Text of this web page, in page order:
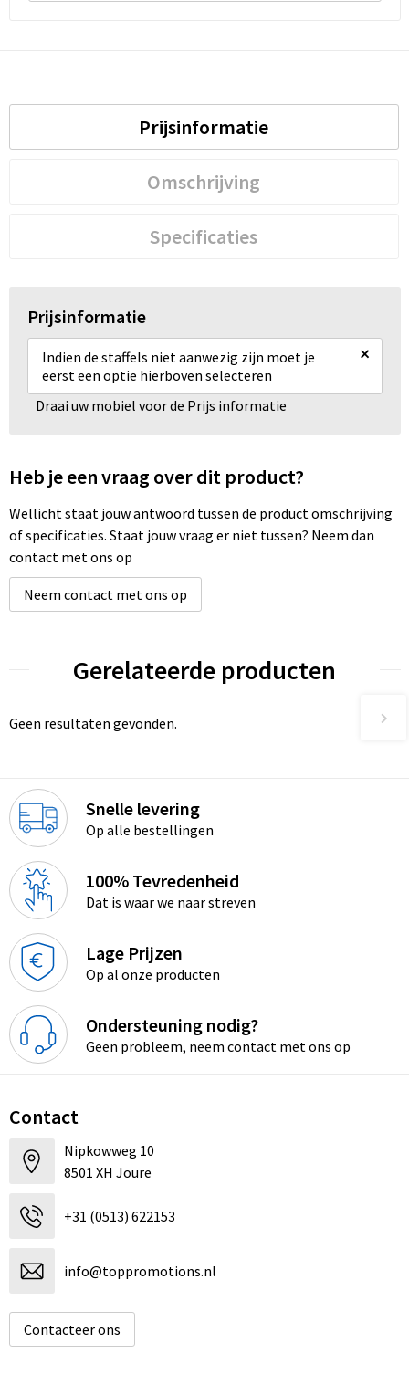
Prijsinformatie
Omschrijving
Specificaties
Prijsinformatie
Indien de staffels niet aanwezig zijn moet je
eerst een optie hierboven selecteren
×
Draai uw mobiel voor de Prijs informatie
Heb je een vraag over dit product?
Wellicht staat jouw antwoord tussen de product omschrijving
of specificaties. Staat jouw vraag er niet tussen? Neem dan
contact met ons op
Neem contact met ons op
Gerelateerde producten
Geen resultaten gevonden.
Snelle levering
Op alle bestellingen
100% Tevredenheid
Dat is waar we naar streven
Lage Prijzen
Op al onze producten
Ondersteuning nodig?
Geen probleem, neem contact met ons op
Contact
Nipkowweg 10
8501 XH Joure
+31 (0513) 622153
info@toppromotions.nl
Contacteer ons